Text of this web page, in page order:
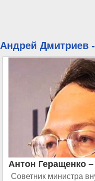
Андрей Дмитриев
Антон Геращенко
Советник министра